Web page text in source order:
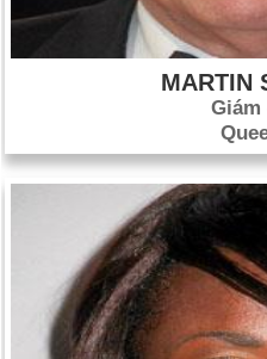
MARTIN
Giám